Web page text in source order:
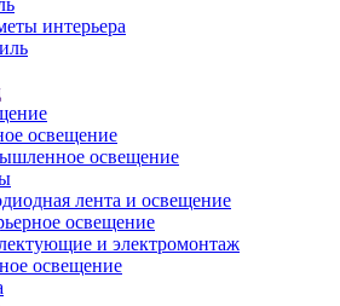
интерьера
освещение
освещение
лента и освещение
освещение
и электромонтаж
освещение